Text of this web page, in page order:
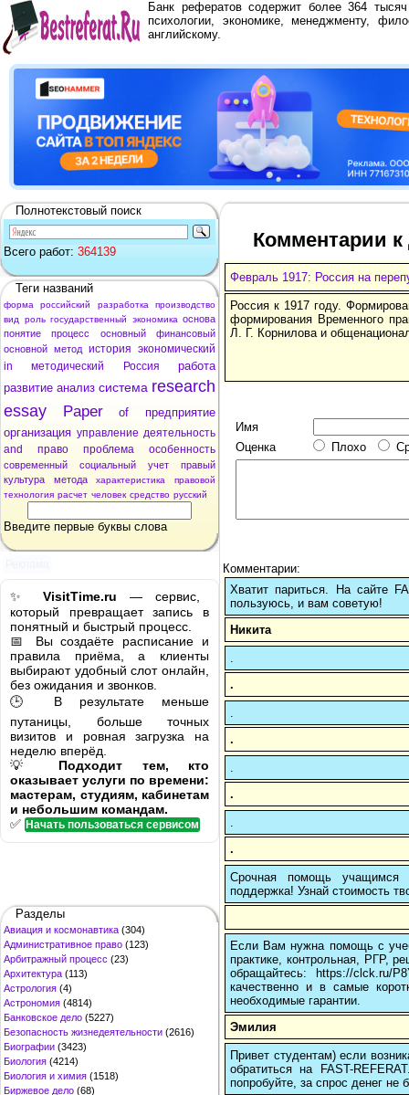
Банк рефератов содержит более 364
психологии, экономике, менеджменту,
английскому.
Полнотекстовый поиск
Всего работ: 364139
Теги названий
форма российский разработка
производство
вид
роль государственный экономика основа
понятие
процесс основный
финансовый
основной метод история экономический
in
методический Россия
работа
развитие анализ система research
essay
Paper of
предприятие
организация управление деятельность
and
право проблема особенность
современный социальный учет
правый
культура
метода характеристика
правовой
технология расчет человек средство русский
Введите первые буквы слова
✨ VisitTime.ru — сервис,
который превращает запись в
понятный и быстрый процесс.
📅 Вы создаёте расписание и
правила приёма, а клиенты
выбирают удобный слот онлайн,
без ожидания и звонков.
🕒 В результате меньше
путаницы, больше точных
визитов и ровная загрузка на
неделю вперёд.
💡 Подходит тем, кто
оказывает услуги по времени:
мастерам, студиям, кабинетам
и небольшим командам.
✅ Начать пользоваться сервисом
Разделы
Авиация и космонавтика (304)
Административное право (123)
Арбитражный процесс (23)
Архитектура (113)
Астрология (4)
Астрономия (4814)
Банковское дело (5227)
Безопасность жизнедеятельности (2616)
Биографии (3423)
Биология (4214)
Биология и химия (1518)
Биржевое дело (68)
Комментарии к
Февраль 1917: Россия на
Россия к 1917 году.
формирования Временного
Л. Г. Корнилова и
Имя
Оценка
Плохо
Комментарии:
Хватит париться. На сайте
пользуюсь, и вам советую!
Никита
.
.
.
.
Срочная помощь учащимся в
поддержка! Узнай стоимость
Если Вам нужна помощь с
практике, контрольная, РГР,
обращайтесь: https://clck.ru/
качественно и в самые
необходимые гарантии.
Эмилия
Привет студентам) если
обратиться на FAST-
попробуйте, за спрос денег не